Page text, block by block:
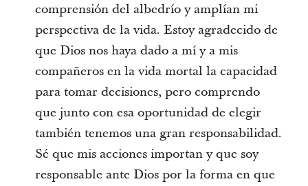
comprensión del albedrío y amplían mi
perspectiva de la vida. Estoy agradecido de
que Dios nos haya dado a mí y a mis
compañeros en la vida mortal la capacidad
para tomar decisiones, pero comprendo
que junto con esa oportunidad de elegir
también tenemos una gran responsabilidad.
Sé que mis acciones importan y que soy
responsable ante Dios por la forma en que